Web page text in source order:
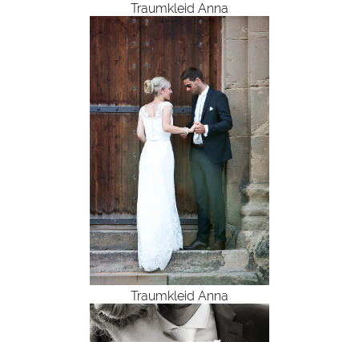
Traumkleid Anna
Traumkleid Anna